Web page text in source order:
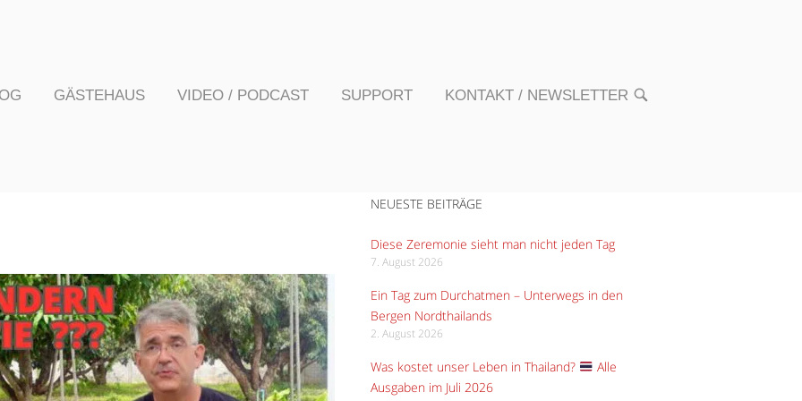
GÄSTEHAUS VIDEO / PODCAST SUPPORT KONTAKT / NEWSLETTER OPEN
NEUESTE BEITRÄGE
Diese Zeremonie sieht man nicht jeden Tag
7. August 2026
Ein Tag zum Durchatmen – Unterwegs in den
Bergen Nordthailands
2. August 2026
Was kostet unser Leben in Thailand?
Alle
Ausgaben im Juli 2026